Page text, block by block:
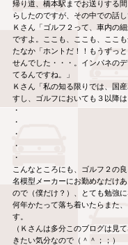
帰り道、橋本駅までお送りする
らしたのですが、その中での話し
Ｋさん「ゴルフ２って、車内の
ですよ。ここも、ここも、ここも
たなか「ホントだ！！もうずっ
せんでした・・・。インパネの
てるんですね。」
Ｋさん「私の知る限りでは、国
すし、ゴルフにおいても３以降
・
・
・
・
・
こんなところにも、ゴルフ２の
名模型メーカーにお勤めなだけ
ので（僕だけ？）、とても勉強に
何年かたって落ち着いたらまた
す。
（Ｋさんは多分このブログは見
きたい気分なので（＾＾；；）